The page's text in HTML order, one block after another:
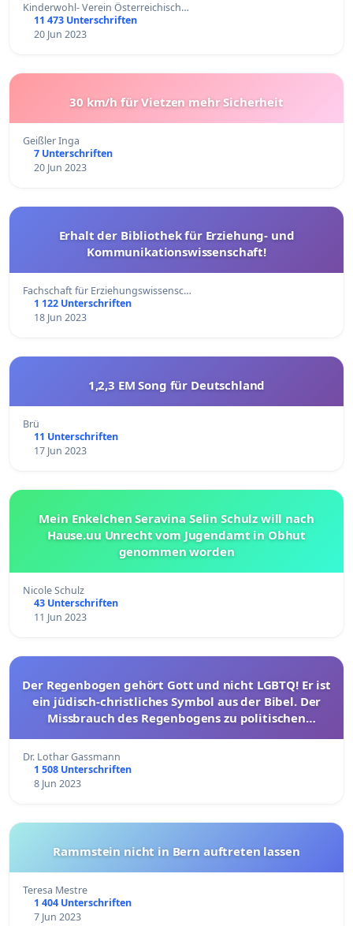
Kinderwohl- Verein Österreichisch…
11 473 Unterschriften
20 Jun 2023
30 km/h für Vietzen mehr Sicherheit
Geißler Inga
7 Unterschriften
20 Jun 2023
Erhalt der Bibliothek für Erziehung- und
Kommunikationswissenschaft!
Fachschaft für Erziehungswissensc…
1 122 Unterschriften
18 Jun 2023
1,2,3 EM Song für Deutschland
Brü
11 Unterschriften
17 Jun 2023
Mein Enkelchen Seravina Selin Schulz will nach
Hause.uu Unrecht vom Jugendamt in Obhut
genommen worden
Nicole Schulz
43 Unterschriften
11 Jun 2023
Der Regenbogen gehört Gott und nicht LGBTQ! Er ist
ein jüdisch-christliches Symbol aus der Bibel. Der
Missbrauch des Regenbogens zu politischen
Dr. Lothar Gassmann
1 508 Unterschriften
8 Jun 2023
Rammstein nicht in Bern auftreten lassen
Teresa Mestre
1 404 Unterschriften
7 Jun 2023